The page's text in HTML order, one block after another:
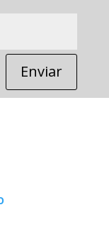
Enviar